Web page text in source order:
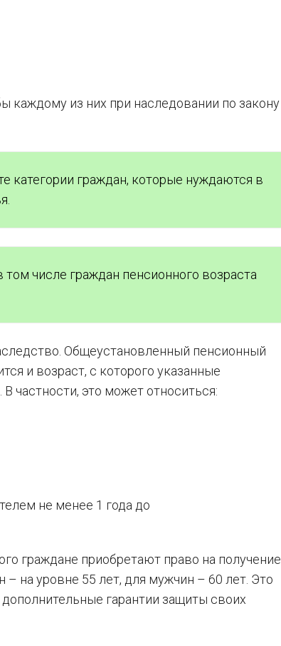
каждому из них при наследовании по закону
категории граждан, которые нуждаются в
числе граждан пенсионного возраста
Общеустановленный пенсионный
и возраст, с которого указанные
частности, это может относиться:
не менее 1 года до
граждане приобретают право на получение
на уровне 55 лет, для мужчин – 60 лет. Это
гарантии защиты своих